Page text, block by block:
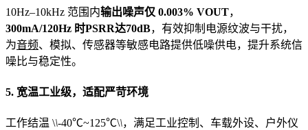
10Hz–10kHz 范围内输出噪声仅 0.003% VOUT，
300mA/120Hz 时PSRR达70dB，有效抑制电源纹波与干扰，
为音频、模拟、传感器等敏感电路提供低噪供电，提升系统信
噪比与稳定性。
5. 宽温工业级，适配严苛环境
工作结温 \\-40℃~125℃\\，满足工业控制、车载外设、户外仪